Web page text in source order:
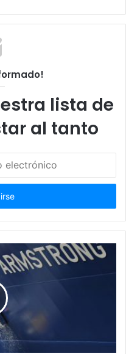
lista de
al tanto